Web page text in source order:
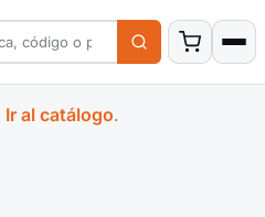
Ir al catálogo.